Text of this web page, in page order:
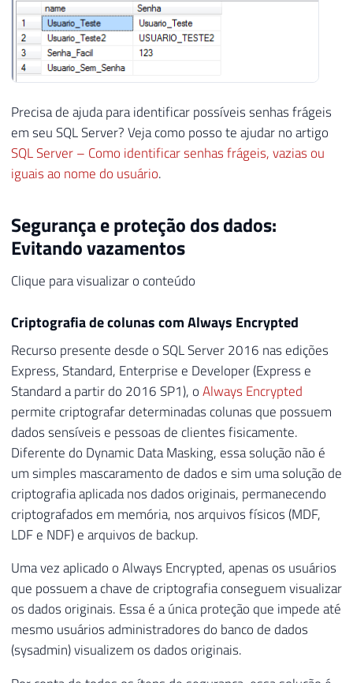
Precisa de ajuda para identificar possíveis senhas frágeis
em seu SQL Server? Veja como posso te ajudar no artigo
SQL Server – Como identificar senhas frágeis, vazias ou
iguais ao nome do usuário.
Segurança e proteção dos dados:
Evitando vazamentos
Clique para visualizar o conteúdo
Criptografia de colunas com Always Encrypted
Recurso presente desde o SQL Server 2016 nas edições
Express, Standard, Enterprise e Developer (Express e
Standard a partir do 2016 SP1), oAlways Encrypted
permite criptografar determinadas colunas que possuem
dados sensíveis e pessoas de clientes fisicamente.
Diferente do Dynamic Data Masking, essa solução não é
um simples mascaramento de dados e sim uma solução de
criptografia aplicada nos dados originais, permanecendo
criptografados em memória, nos arquivos físicos (MDF,
LDF e NDF) e arquivos de backup.
Uma vez aplicado o Always Encrypted, apenas os usuários
que possuem a chave de criptografia conseguem visualizar
os dados originais. Essa é a única proteção que impede até
mesmo usuários administradores do banco de dados
(sysadmin) visualizem os dados originais.